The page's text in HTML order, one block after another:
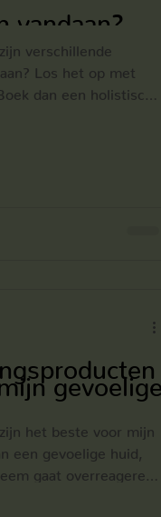
vandaan?
Los het op met
dan een holistische
gevoelige
het beste voor mijn
een gevoelige huid,
gaat overreageren